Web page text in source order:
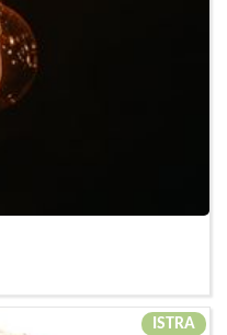
ISTRA